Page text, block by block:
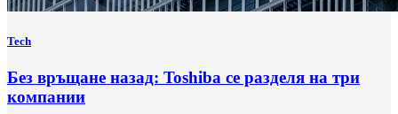
Tech
Без връщане назад: Toshiba се разделя на три
компании